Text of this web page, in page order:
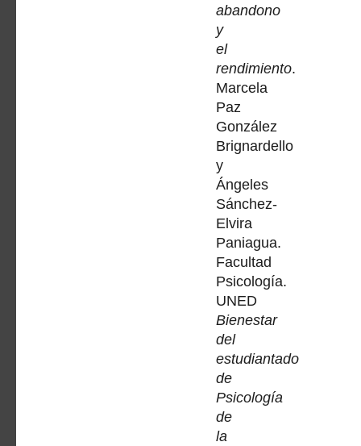
abandono
y
el
rendimiento.
Marcela
Paz
González
Brignardello
y
Ángeles
Sánchez-
Elvira
Paniagua.
Facultad
Psicología.
UNED
Bienestar
del
estudiantado
de
Psicología
de
la